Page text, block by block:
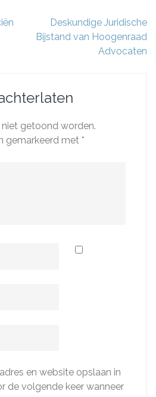
Deskundige Juridische
Bijstand van Hoogenraad
Advocaten
getoond worden.
gemarkeerd met *
en website opslaan in
de volgende keer wanneer